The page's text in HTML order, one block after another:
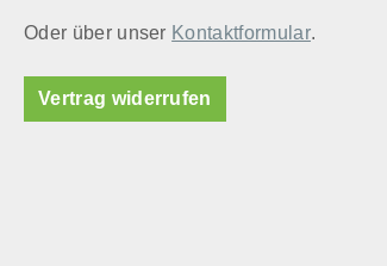
Oder über unser Kontaktformular.
Vertrag widerrufen